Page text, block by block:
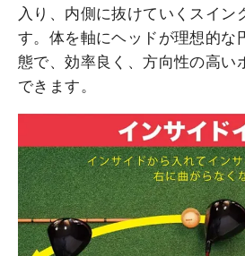
入り、内側に抜けていくスイン
す。体を軸にヘッドが理想的な
態で、効率良く、方向性の高い
できます。